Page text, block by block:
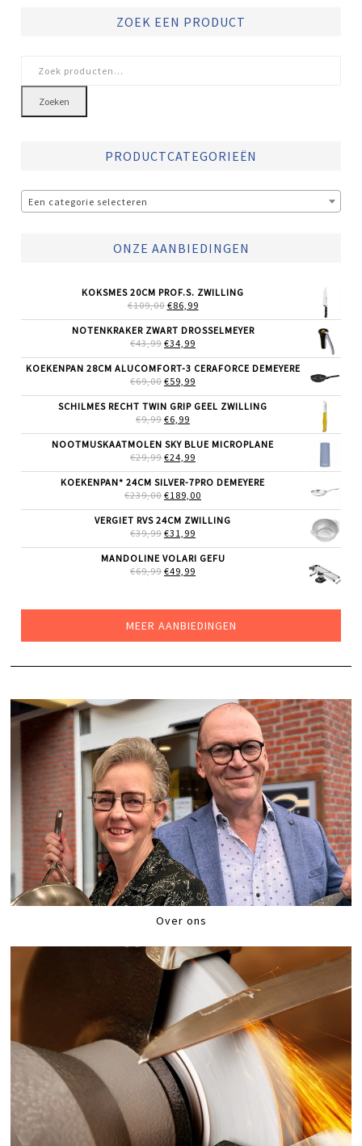
ZOEK EEN PRODUCT
naar:
Zoeken
PRODUCTCATEGORIEËN
Een categorie selecteren
ONZE AANBIEDINGEN
KOKSMES 20CM PROF.S. ZWILLING
€109,00 OORSPRONKELIJKE
WAS:
€109,00.
€86,99HUIDIGE
IS:
NOTENKRAKER ZWART DROSSELMEYER
€43,99 OORSPRONKELIJKE
WAS:
€43,99.
€34,99
IS:
KOEKENPAN 28CM ALUCOMFORT-3 CERAFORCE DEMEYERE
€69,00 OORSPRONKELIJKE
WAS:
€69,00.
€59,99
IS:
SCHILMES RECHT TWIN GRIP GEEL ZWILLING
€9,99 OORSPRONKELIJKE
WAS:
€9,99.
€6,99
IS:
€6,99.
NOOTMUSKAATMOLEN SKY BLUE MICROPLANE
€29,99 OORSPRONKELIJKE
WAS:
€29,99.
€24,99
IS:
€24,99.
KOEKENPAN* 24CM SILVER-7PRO DEMEYERE
€239,00 OORSPRONKELIJKE
WAS:
€239,00.
€189,00
IS:
VERGIET RVS 24CM ZWILLING
€39,99 OORSPRONKELIJKE
WAS:
€39,99.
€31,99
IS:
MANDOLINE VOLARI GEFU
€69,99 OORSPRONKELIJKE
€49,99
MEER AANBIEDINGEN
Over ons